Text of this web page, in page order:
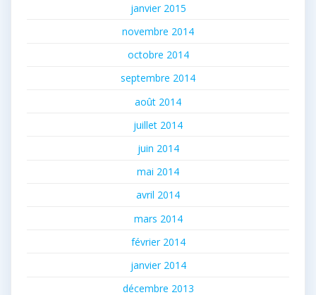
janvier 2015
novembre 2014
octobre 2014
septembre 2014
août 2014
juillet 2014
juin 2014
mai 2014
avril 2014
mars 2014
février 2014
janvier 2014
décembre 2013